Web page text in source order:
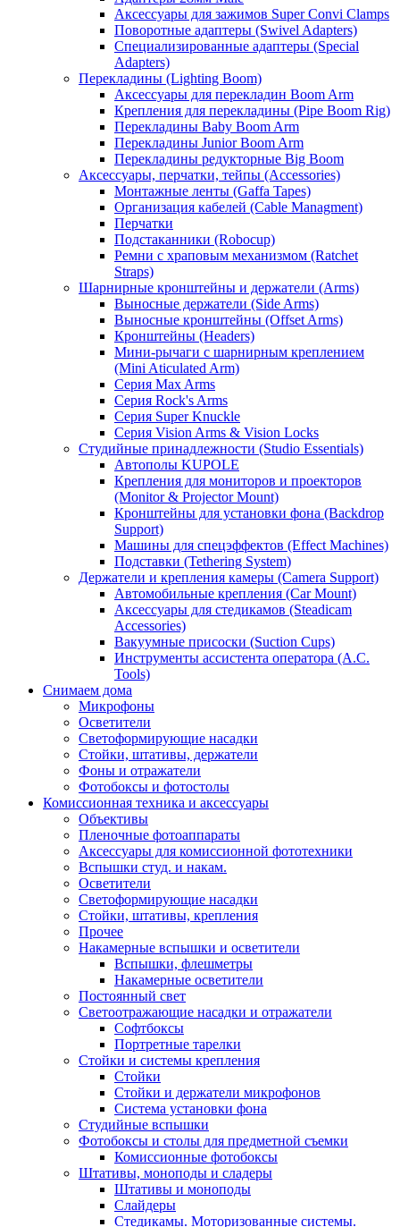
Аксессуары для зажимов Super Convi Clamps
Поворотные адаптеры (Swivel Adapters)
Специализированные адаптеры (Special
Adapters)
Перекладины (Lighting Boom)
Аксессуары для перекладин Boom Arm
Крепления для перекладины (Pipe Boom Rig)
Перекладины Baby Boom Arm
Перекладины Junior Boom Arm
Перекладины редукторные Big Boom
Аксессуары, перчатки, тейпы (Accessories)
Монтажные ленты (Gaffa Tapes)
Организация кабелей (Cable Managment)
Перчатки
Подстаканники (Robocup)
Ремни с храповым механизмом (Ratchet
Straps)
Шарнирные кронштейны и держатели (Arms)
Выносные держатели (Side Arms)
Выносные кронштейны (Offset Arms)
Кронштейны (Headers)
Мини-рычаги с шарнирным креплением
(Mini Aticulated Arm)
Серия Max Arms
Серия Rock's Arms
Серия Super Knuckle
Серия Vision Arms & Vision Locks
Студийные принадлежности (Studio Essentials)
Автополы KUPOLE
Крепления для мониторов и проекторов
(Monitor & Projector Mount)
Кронштейны для установки фона (Backdrop
Support)
Машины для спецэффектов (Effect Machines)
Подставки (Tethering System)
Держатели и крепления камеры (Camera Support)
Автомобильные крепления (Car Mount)
Аксессуары для стедикамов (Steadicam
Accessories)
Вакуумные присоски (Suction Cups)
Инструменты ассистента оператора (A.C.
Tools)
Снимаем дома
Микрофоны
Осветители
Светоформирующие насадки
Стойки, штативы, держатели
Фоны и отражатели
Фотобоксы и фотостолы
Комиссионная техника и аксессуары
Объективы
Пленочные фотоаппараты
Аксессуары для комиссионной фототехники
Вспышки студ. и накам.
Осветители
Светоформирующие насадки
Стойки, штативы, крепления
Прочее
Накамерные вспышки и осветители
Вспышки, флешметры
Накамерные осветители
Постоянный свет
Светоотражающие насадки и отражатели
Софтбоксы
Портретные тарелки
Стойки и системы крепления
Стойки
Стойки и держатели микрофонов
Система установки фона
Студийные вспышки
Фотобоксы и столы для предметной съемки
Комиссионные фотобоксы
Штативы, моноподы и сладеры
Штативы и моноподы
Слайдеры
Стедикамы. Моторизованные системы.